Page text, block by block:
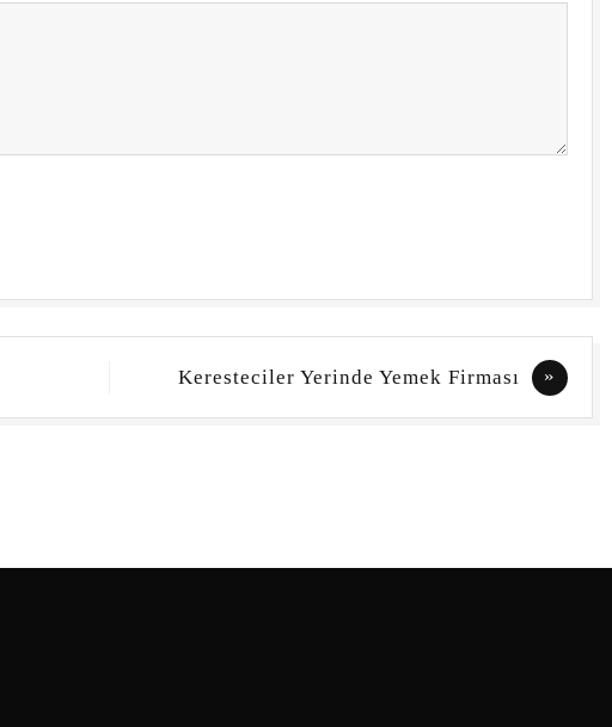
Keresteciler Yerinde Yemek Firması